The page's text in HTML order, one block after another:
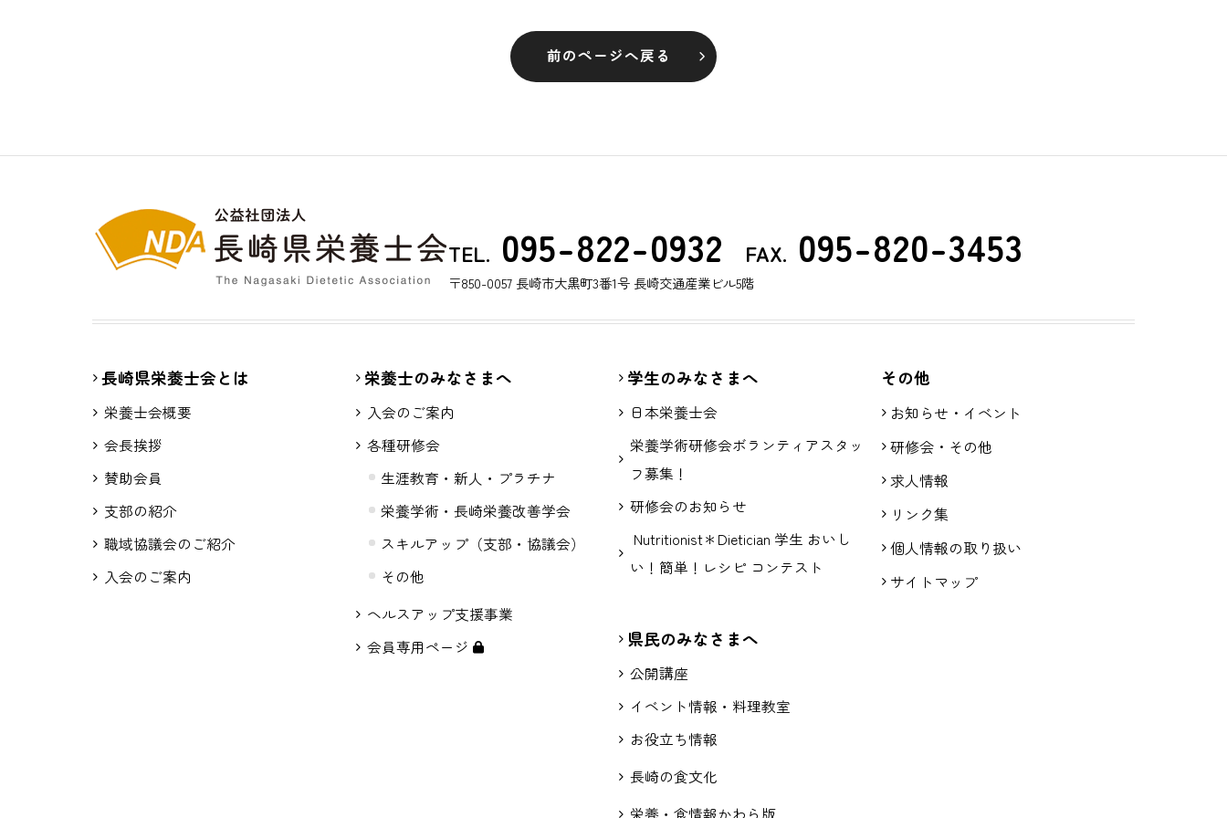
前のページへ戻る
TEL. 095-822-0932 FAX. 095-820-3453
〒850-0057 長崎市大黒町3番1号 長崎交通産業ビル5階
長崎県栄養士会とは
栄養士会概要
会長挨拶
賛助会員
支部の紹介
職域協議会のご紹介
入会のご案内
栄養士のみなさまへ
入会のご案内
各種研修会
生涯教育・新人・プラチナ
栄養学術・長崎栄養改善学会
スキルアップ（支部・協議会）
その他
ヘルスアップ支援事業
会員専用ページ
学生のみなさまへ
日本栄養士会
栄養学術研修会ボランティアスタッ
フ募集！
研修会のお知らせ
Nutritionist＊Dietician 学生 おいし
い！簡単！レシピ コンテスト
県民のみなさまへ
公開講座
イベント情報・料理教室
お役立ち情報
長崎の食文化
その他
お知らせ・イベント
研修会・その他
求人情報
リンク集
個人情報の取り扱い
サイトマップ